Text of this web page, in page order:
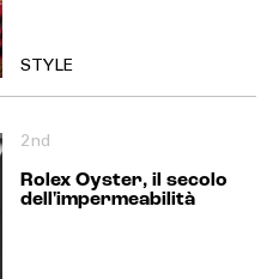
STYLE
2nd
Rolex Oyster, il secolo
dell'impermeabilità